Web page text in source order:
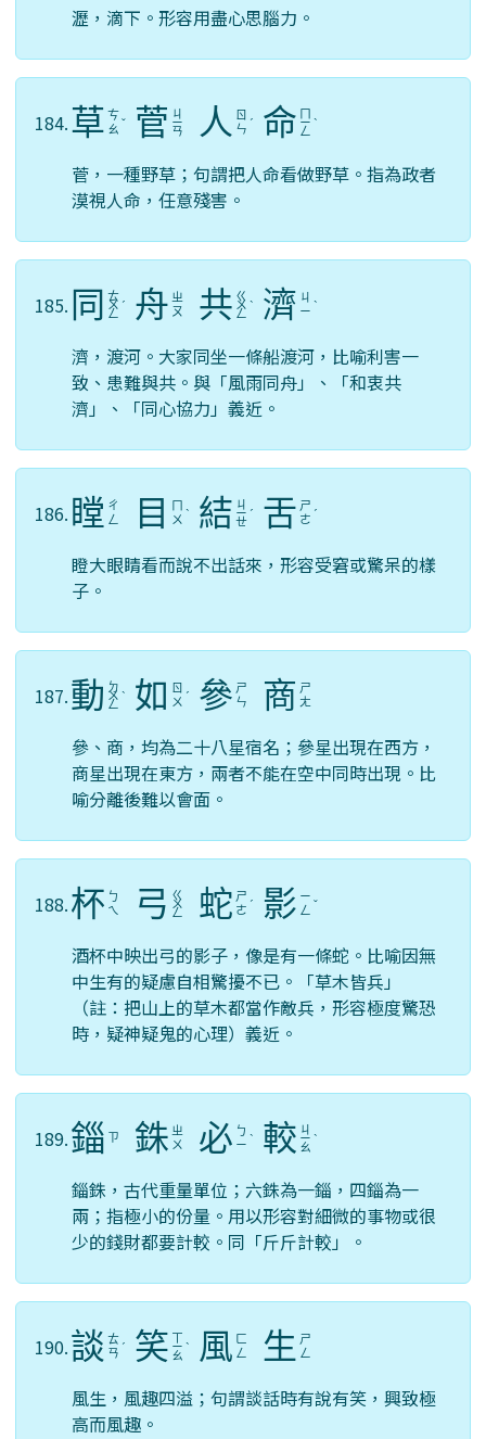
瀝，滴下。形容用盡心思腦力。
184.草 ㄘ
ㄠ ˇ 菅 ㄐ
ㄧ
ㄢ 人 ㄖ
ㄣ ˊ 命 ㄇ
ㄧ
ㄥ
ˋ
菅，一種野草；句謂把人命看做野草。指為政者
漠視人命，任意殘害。
185. 同 ㄊ
ㄨ
ㄥ
ˊ 舟 ㄓ
ㄡ
共 ㄍ
ㄨ
ㄥ
ˋ 濟 ㄐ
ㄧ ˋ
濟，渡河。大家同坐一條船渡河，比喻利害一
致、患難與共。與「風雨同舟」、「和衷共
濟」、「同心協力」義近。
186. 瞠 ㄔ
ㄥ
目
ㄇ
ㄨ ˋ 結 ㄐ
ㄧ
ㄝ
ˊ 舌 ㄕ
ㄜ ˊ
瞪大眼睛看而說不出話來，形容受窘或驚呆的樣
子。
187.動 ㄉ
ㄨ
ㄥ
ˋ 如 ㄖ
ㄨ ˊ 參 ㄕ
ㄣ
商 ㄕ
ㄤ
參、商，均為二十八星宿名；參星出現在西方，
商星出現在東方，兩者不能在空中同時出現。比
喻分離後難以會面。
188.杯 ㄅ
ㄟ
弓 ㄍ
ㄨ
ㄥ 蛇 ㄕ
ㄜ ˊ 影 ㄧ
ㄥ ˇ
酒杯中映出弓的影子，像是有一條蛇。比喻因無
中生有的疑慮自相驚擾不已。「草木皆兵」
（註：把山上的草木都當作敵兵，形容極度驚恐
時，疑神疑鬼的心理）義近。
189.錙 ㄗ 銖 ㄓ
ㄨ
必 ㄅ
ㄧ ˋ 較 ㄐ
ㄧ
ㄠ
ˋ
錙銖，古代重量單位；六銖為一錙，四錙為一
兩；指極小的份量。用以形容對細微的事物或很
少的錢財都要計較。同「斤斤計較」。
190.談 ㄊ
ㄢ ˊ 笑 ㄒ
ㄧ
ㄠ
ˋ 風 ㄈ
ㄥ
生 ㄕ
ㄥ
風生，風趣四溢；句謂談話時有說有笑，興致極
高而風趣。